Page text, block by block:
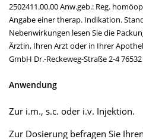
2502411.00.00 Anw.geb.: Reg.
Angabe einer therap. Indikation.
Nebenwirkungen lesen Sie die
Ärztin, Ihren Arzt oder in Ihrer
GmbH Dr.-Reckeweg-Straße 2-4
Anwendung
Zur i.m., s.c. oder i.v. Injektion.
Zur Dosierung befragen Sie